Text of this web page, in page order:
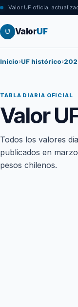
Valor UF oficial
ValorUF
Inicio›UF histórico›
TABLA DIARIA OFICIAL
Valor
Todos los valores
publicados en
pesos chilenos.